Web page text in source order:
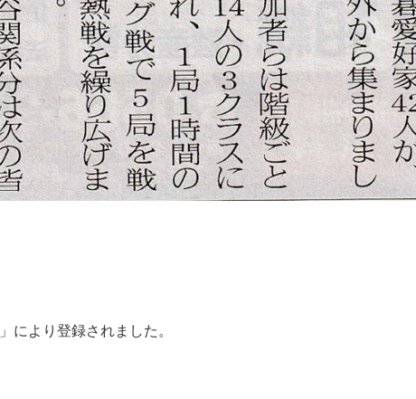
」により登録されました。